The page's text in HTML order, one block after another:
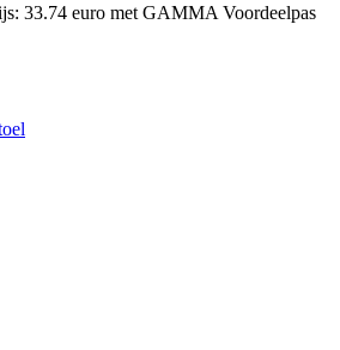
33.74 euro met GAMMA Voordeelpas